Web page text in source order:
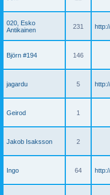
020, Esko
Antikainen
231
Björn #194 146
jagardu 5
Geirod 1
Jakob Isaksson 2
Ingo 64